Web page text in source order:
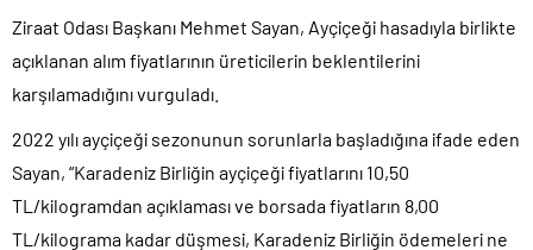
Ziraat Odası Başkanı Mehmet Sayan, Ayçiçeği hasadıyla birlikte
açıklanan alım fiyatlarının üreticilerin beklentilerini
karşılamadığını vurguladı.
2022 yılı ayçiçeği sezonunun sorunlarla başladığına ifade eden
Sayan, “Karadeniz Birliğin ayçiçeği fiyatlarını 10,50
TL/kilogramdan açıklaması ve borsada fiyatların 8,00
TL/kilograma kadar düşmesi, Karadeniz Birliğin ödemeleri ne